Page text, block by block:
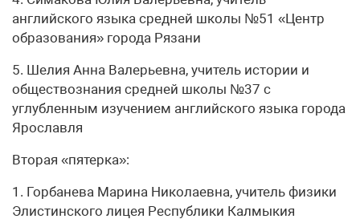
английского языка средней школы №51 «Центр
образования» города Рязани
5. Шелия Анна Валерьевна, учитель истории и
обществознания средней школы №37 с
углубленным изучением английского языка города
Ярославля
Вторая «пятерка»:
1. Горбанева Марина Николаевна, учитель физики
Элистинского лицея Республики Калмыкия